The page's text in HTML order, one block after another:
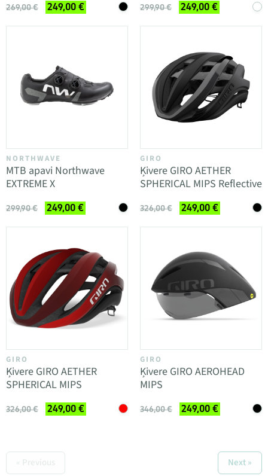
269,00 € 249,00 € 299,90 € 249,00 €
NORTHWAVE
MTB apavi Northwave
EXTREME X
299,90 € 249,00 €
GIRO
Ķivere GIRO AETHER
SPHERICAL MIPS Reflective
326,00 € 249,00 €
GIRO
Ķivere GIRO AETHER
SPHERICAL MIPS
326,00 € 249,00 €
GIRO
Ķivere GIRO AEROHEAD
MIPS
346,00 € 249,00 €
« Previous Next »